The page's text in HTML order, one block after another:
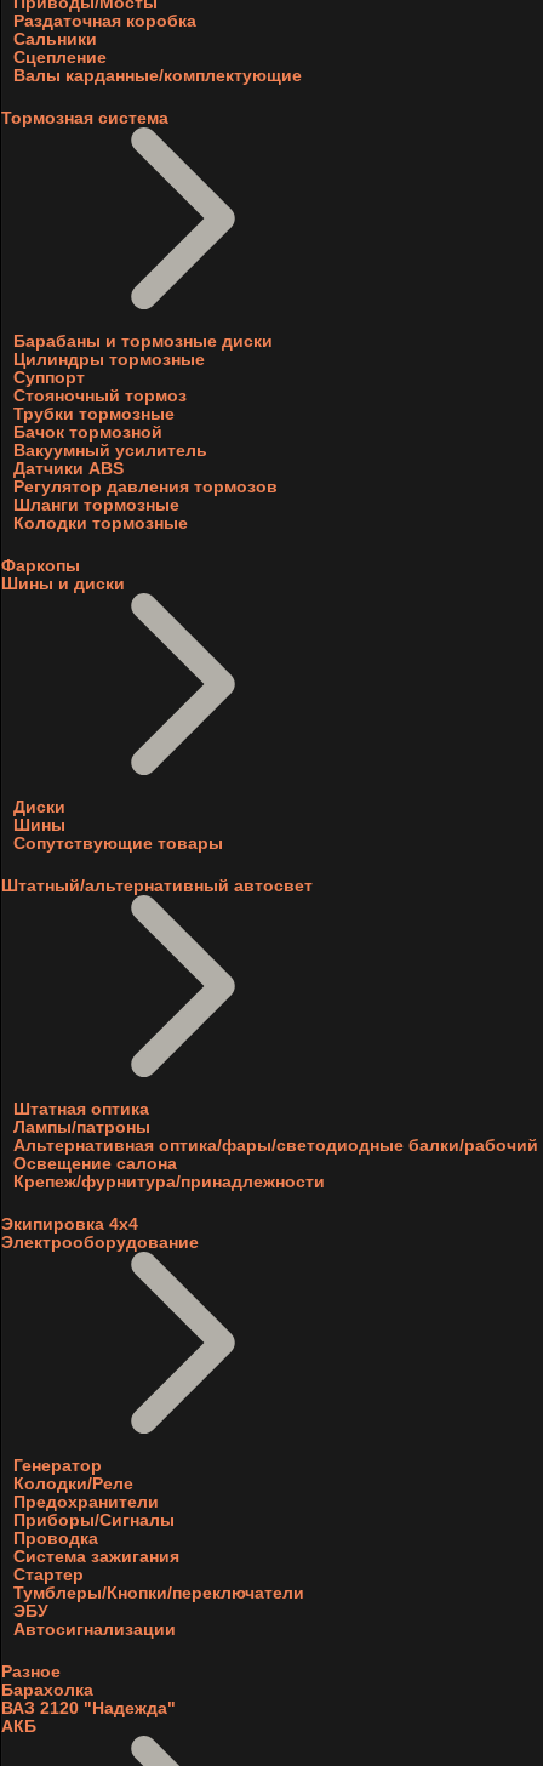
Раздаточная коробка
Сальники
Сцепление
Валы карданные/комплектующие
Тормозная система
Барабаны и тормозные диски
Цилиндры тормозные
Суппорт
Стояночный тормоз
Трубки тормозные
Бачок тормозной
Вакуумный усилитель
Датчики ABS
Регулятор давления тормозов
Шланги тормозные
Колодки тормозные
Фаркопы
Шины и диски
Диски
Шины
Сопутствующие товары
Штатный/альтернативный автосвет
Штатная оптика
Лампы/патроны
Альтернативная оптика/фары/светодиодные балки/рабочий
Освещение салона
Крепеж/фурнитура/принадлежности
Экипировка 4х4
Электрооборудование
Генератор
Колодки/Реле
Предохранители
Приборы/Сигналы
Проводка
Система зажигания
Стартер
Тумблеры/Кнопки/переключатели
ЭБУ
Автосигнализации
Разное
Барахолка
ВАЗ 2120 "Надежда"
АКБ